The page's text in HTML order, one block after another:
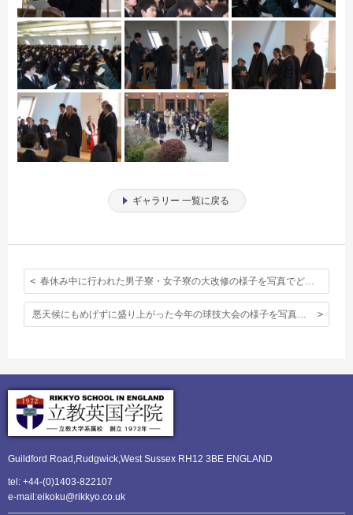
ギャラリー 一覧に戻る
Guildford Road,Rudgwick, West Sussex RH12 3BE ENGLAND
tel: +44-(0)1403-822107
e-mail:eikoku@rikkyo.co.uk